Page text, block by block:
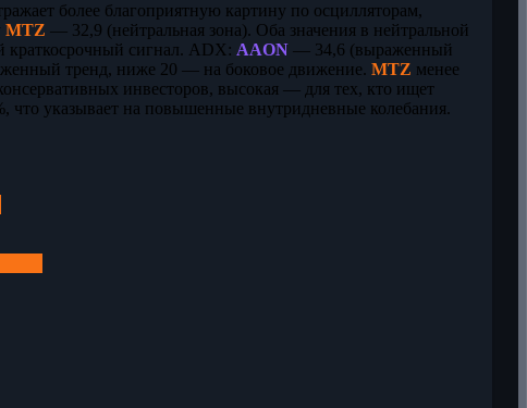
более благоприятную картину по осцилляторам,
MTZ — 32,9 (нейтральная зона). Оба значения в нейтральной
краткосрочный сигнал. ADX: AAON— 34,6 (выраженный
тренд, ниже 20 — на боковое движение. MTZ менее
инвесторов, высокая — для тех, кто ищет
что указывает на повышенные внутридневные колебания.